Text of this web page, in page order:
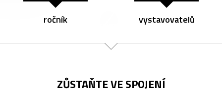
ročník vystavovatelů
ZŮSTAŇTE VE SPOJENÍ